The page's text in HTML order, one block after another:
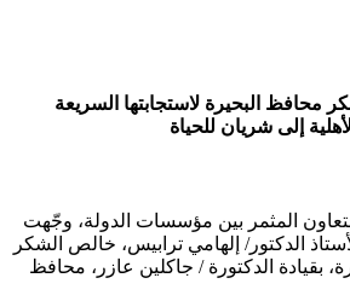
محافظ البحيرة لاستجابتها السريعة
إلى شريان للحياة
المثمر بين مؤسسات الدولة، وجّهت
الدكتور/ إلهامي ترابيس، خالص الشكر
بقيادة الدكتورة / جاكلين عازر، محافظ